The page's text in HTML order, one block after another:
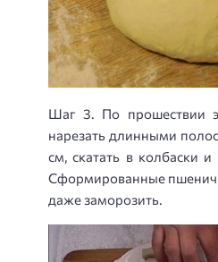
Шаг 3. По прошествии
нарезать длинными
см, скатать в колбаски и
Сформированные
даже заморозить.